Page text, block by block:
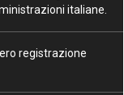
italiane.
registrazione